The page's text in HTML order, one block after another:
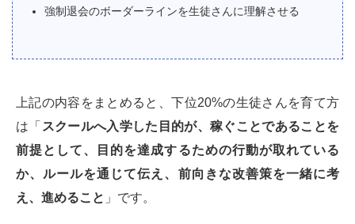
強制退会のボーダーラインを生徒さんに理解させる
上記の内容をまとめると、下位20%の生徒さんを育て方
は「 スクールへ入学した目的が、稼ぐことであることを
前提として、目的を達成するための行動が取れている
か、ルールを通じて伝え、前向きな改善策を一緒に考
え、進めること 」です。